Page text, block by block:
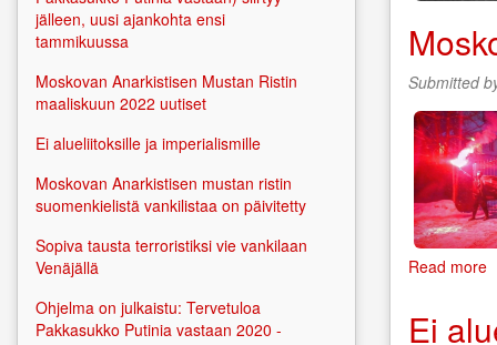
Submitted
Read more
Ei
jälleen, uusi ajankohta ensi
tammikuussa
Moskovan Anarkistisen Mustan Ristin
maaliskuun 2022 uutiset
Ei alueliitoksille ja imperialismille
Moskovan Anarkistisen mustan ristin
suomenkielistä vankilistaa on päivitetty
Sopiva tausta terroristiksi vie vankilaan
Venäjällä
Ohjelma on julkaistu: Tervetuloa
Pakkasukko Putinia vastaan 2020 -